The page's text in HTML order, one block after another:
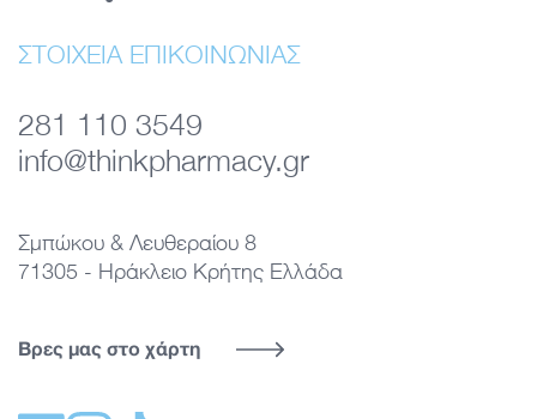
ΣΤΟΙΧΕΙΑ ΕΠΙΚΟΙΝΩΝΙΑΣ
281 110 3549
info@thinkpharmacy.gr
Σμπώκου & Λευθεραίου 8
71305 - Ηράκλειο Κρήτης Ελλάδα
Βρες μας στο χάρτη